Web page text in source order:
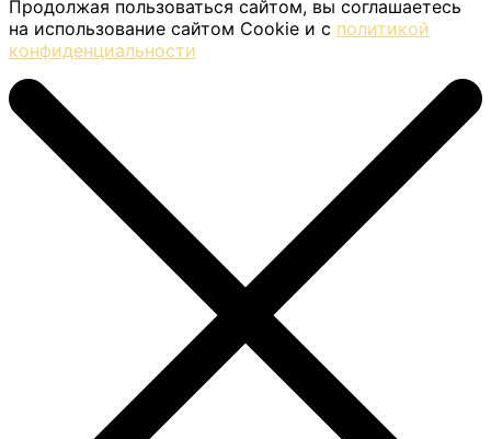
Продолжая пользоваться сайтом, вы соглашаетесь
на использование сайтом Cookie и с политикой
конфиденциальности